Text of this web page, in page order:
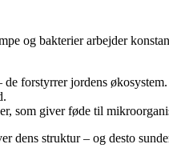
og bakterier arbejder
forstyrrer jordens økosystem.
som giver føde til
dens struktur – og desto